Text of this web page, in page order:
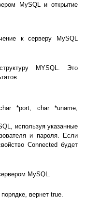
MySQL и открытие
к серверу MySQL
MYSQL. Это
*port, char *uname,
используя указанные
и пароля. Если
Connected будет
MySQL.
вернет true.